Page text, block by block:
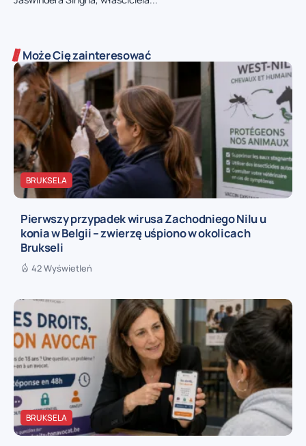
Może Cię zainteresować
BRUKSELA
Pierwszy przypadek wirusa Zachodniego Nilu u
konia w Belgii – zwierzę uśpiono w okolicach
Brukseli
42 Wyświetleń
BRUKSELA